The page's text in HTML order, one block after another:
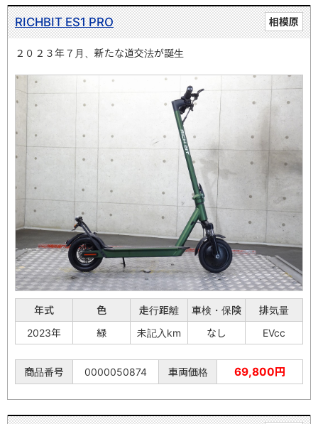
相模原
RICHBIT ES1 PRO
２０２３年７月、新たな道交法が誕生
年式 色 走行距離 車検・保険
排気量
2023年
緑 未記入km なし EVcc
商品番号 0000050874 車両価格 69,800円